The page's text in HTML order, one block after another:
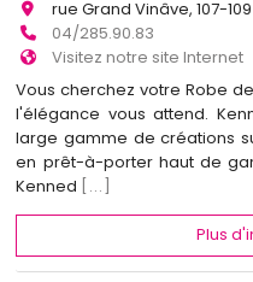
rue Grand Vinâve, 107-
04/285.90.83
Visitez notre site Internet
Vous cherchez votre Robe
l'élégance vous attend.
large gamme de créations
en prêt-à-porter haut de
Kenned [...]
Plus